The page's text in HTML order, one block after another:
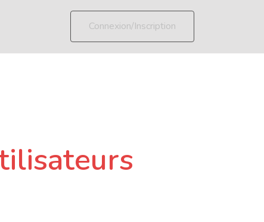
Connexion/Inscription